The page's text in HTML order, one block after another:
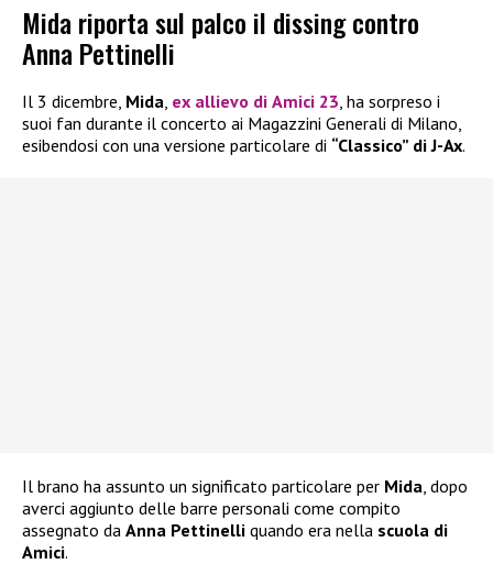
Mida riporta sul palco il dissing contro
Anna Pettinelli
Il 3 dicembre, Mida ex allievo di Amici 23 , ha sorpreso i
suoi fan durante il concerto ai Magazzini Generali di Milano,
esibendosi con una versione particolare di “Classico” di J-Ax.
Il brano ha assunto un significato particolare per Mida , dopo
averci aggiunto delle barre personali come compito
assegnato da Anna Pettinelli quando era nella scuola di
Amici.